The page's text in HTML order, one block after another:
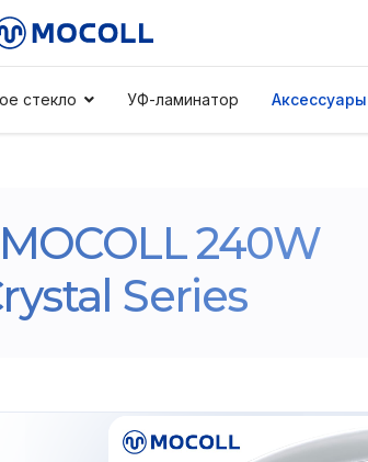
стекло УФ-ламинатор Аксессуары
240W
Series